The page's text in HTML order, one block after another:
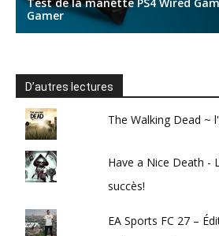
D’autres lectures
The Walking Dead ~
Have a Nice Death -
succès!
EA Sports FC 27 –